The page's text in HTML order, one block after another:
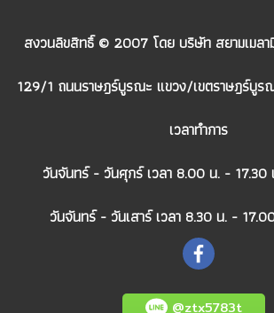
สงวนลิขสิทธิ์ © 2007 โดย บริษัท สยามเมลา
129/1 ถนนราษฎร์บูรณะ แขวง/เขตราษฎร์บูร
เวลาทำการ
วันจันทร์ - วันศุกร์ เวลา 8.00 น. - 17.30
วันจันทร์ - วันเสาร์ เวลา 8.30 น. -
@ztx5783t